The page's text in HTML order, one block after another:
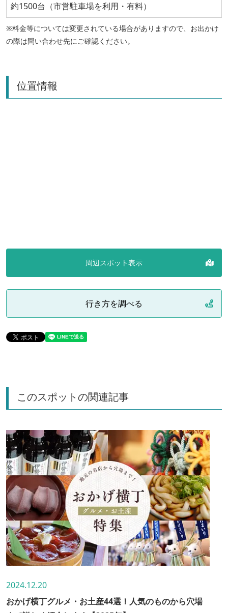
約1500台（市営駐車場を利用・有料）
※料金等については変更されている場合がありますので、お出かけ
の際は問い合わせ先にご確認ください。
位置情報
周辺スポット表示
行き方を調べる
このスポットの関連記事
2024.12.20
おかげ横丁グルメ・お土産44選！人気のものから穴場